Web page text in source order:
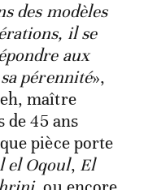
des modèles
il se
aux
pérennité»,
maître
de 45 ans
pièce porte
el Oqoul, El